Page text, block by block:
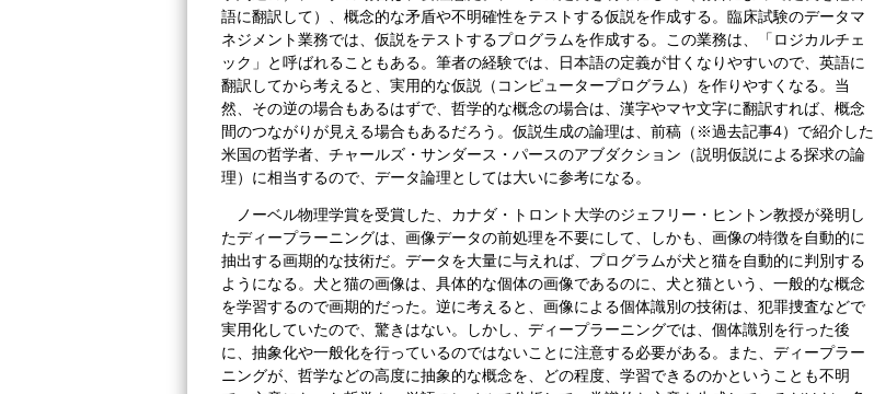
語に翻訳して）、概念的な矛盾や不明確性をテストする仮説を作成する。臨床試験のデータマ
ネジメント業務では、仮説をテストするプログラムを作成する。この業務は、「ロジカルチェ
ック」と呼ばれることもある。筆者の経験では、日本語の定義が甘くなりやすいので、英語に
翻訳してから考えると、実用的な仮説（コンピュータープログラム）を作りやすくなる。当
然、その逆の場合もあるはずで、哲学的な概念の場合は、漢字やマヤ文字に翻訳すれば、概念
間のつながりが見える場合もあるだろう。仮説生成の論理は、前稿（※過去記事4）で紹介した
米国の哲学者、チャールズ・サンダース・パースのアブダクション（説明仮説による探求の論
理）に相当するので、データ論理としては大いに参考になる。
ノーベル物理学賞を受賞した、カナダ・トロント大学のジェフリー・ヒントン教授が発明し
たディープラーニングは、画像データの前処理を不要にして、しかも、画像の特徴を自動的に
抽出する画期的な技術だ。データを大量に与えれば、プログラムが犬と猫を自動的に判別する
ようになる。犬と猫の画像は、具体的な個体の画像であるのに、犬と猫という、一般的な概念
を学習するので画期的だった。逆に考えると、画像による個体識別の技術は、犯罪捜査などで
実用化していたので、驚きはない。しかし、ディープラーニングでは、個体識別を行った後
に、抽象化や一般化を行っているのではないことに注意する必要がある。また、ディープラー
ニングが、哲学などの高度に抽象的な概念を、どの程度、学習できるのかということも不明